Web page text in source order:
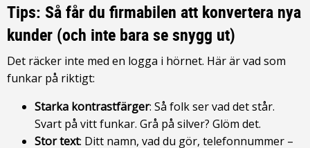
Tips: Så får du firmabilen att konvertera nya
kunder (och inte bara se snygg ut)
Det räcker inte med en logga i hörnet. Här är vad som
funkar på riktigt:
Starka kontrastfärger: Så folk ser vad det står.
Svart på vitt funkar. Grå på silver? Glöm det.
Stor text: Ditt namn, vad du gör, telefonnummer –